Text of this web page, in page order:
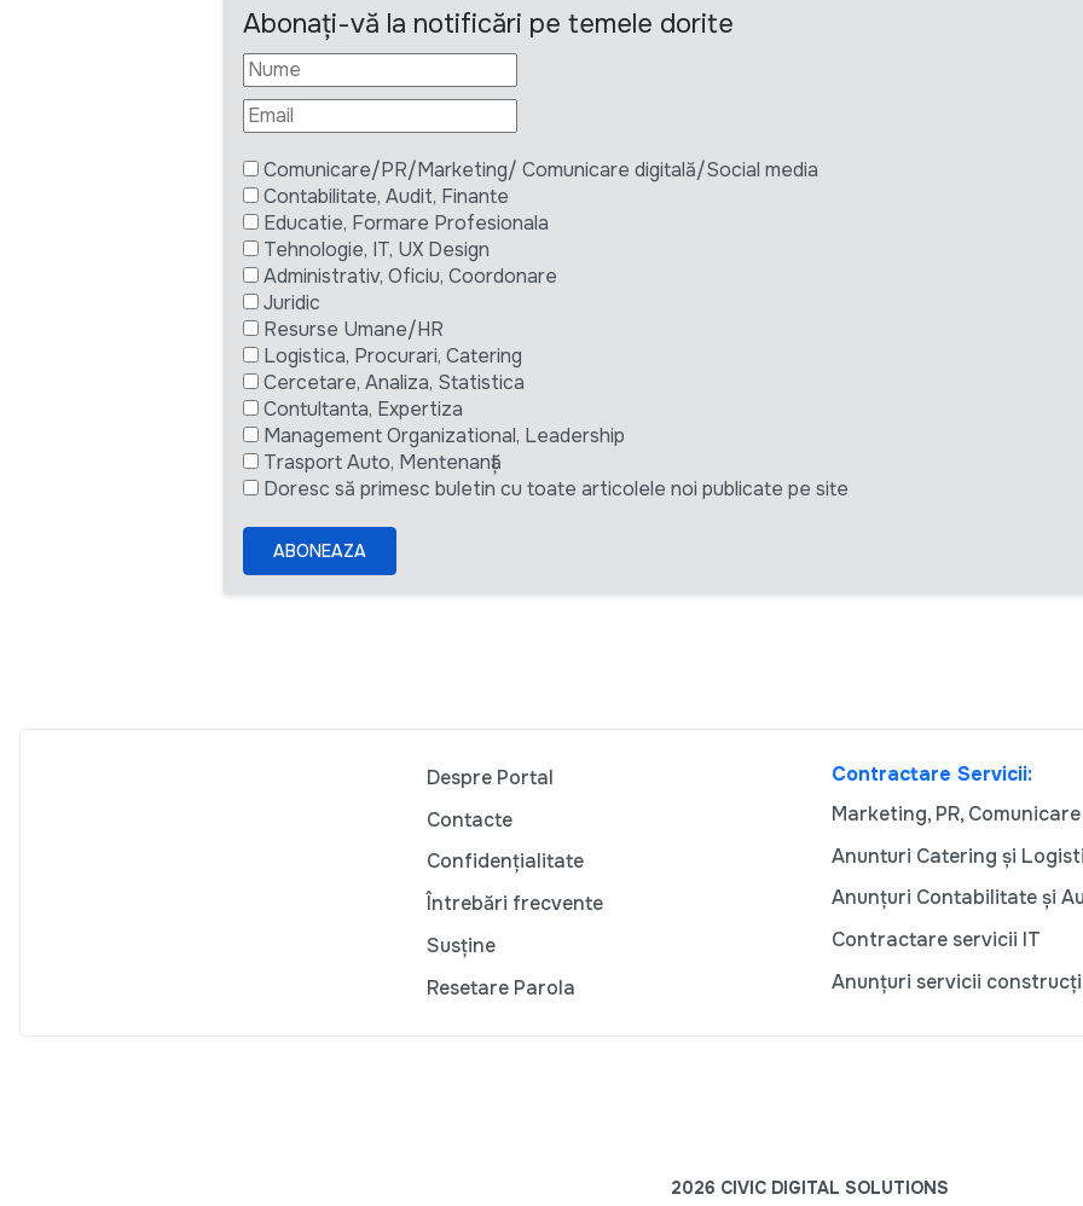
Abonați-vă la notificări pe temele dorite
Comunicare/PR/Marketing/ Comunicare digitală/Social media
Contabilitate, Audit, Finante
Educatie, Formare Profesionala
Tehnologie, IT, UX Design
Administrativ, Oficiu, Coordonare
Juridic
Resurse Umane/HR
Logistica, Procurari, Catering
Cercetare, Analiza, Statistica
Contultanta, Expertiza
Management Organizational, Leadership
Trasport Auto, Mentenanță
Doresc să primesc buletin cu toate articolele noi publicate pe site
ABONEAZA
Despre Portal
Contacte
Confidențialitate
Întrebări frecvente
Susține
Resetare Parola
Contractare Servicii:
Marketing, PR, Comunicare
Anunturi Catering și
Anunțuri Contabilitate și
Contractare servicii IT
Anunțuri servicii
2026 CIVIC DIGITAL SOLUTIONS